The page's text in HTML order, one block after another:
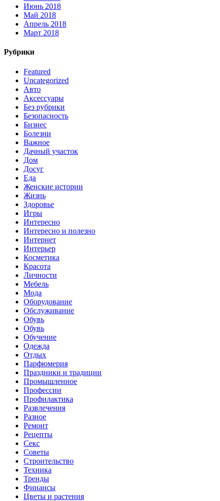
Июнь 2018
Май 2018
Апрель 2018
Март 2018
Рубрики
Featured
Uncategorized
Авто
Аксессуары
Без рубрики
Безопасность
Бизнес
Болезни
Важное
Дачный участок
Дом
Досуг
Еда
Женские истории
Жизнь
Здоровье
Игры
Интересно
Интересно и полезно
Интернет
Интерьер
Косметика
Красота
Личности
Мебель
Мода
Оборудование
Обслуживание
Обувь
Обувь
Обучение
Одежда
Отдых
Парфюмерия
Праздники и традиции
Промышленное
Профессии
Профилактика
Развлечения
Разное
Ремонт
Рецепты
Секс
Советы
Строительство
Техника
Тренды
Финансы
Цветы и растения